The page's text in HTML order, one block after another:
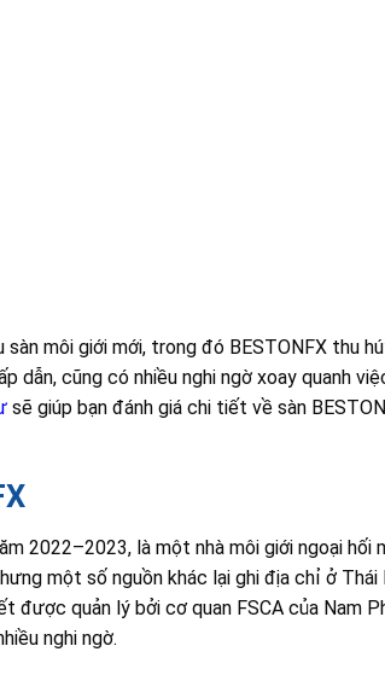
môi giới mới, trong đó BESTONFX thu
dẫn, cũng có nhiều nghi ngờ xoay quanh
sẽ giúp bạn đánh giá chi tiết về sàn
2022–2023, là một nhà môi giới ngoại
một số nguồn khác lại ghi địa chỉ ở
được quản lý bởi cơ quan FSCA của Nam
nghi ngờ.